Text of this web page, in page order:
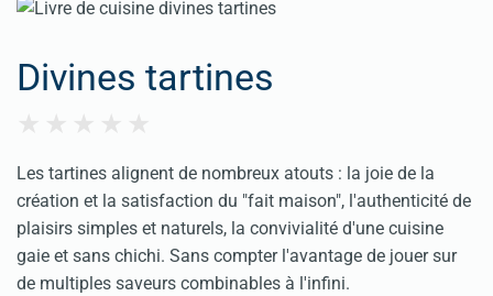
Divines tartines
Les tartines alignent de nombreux atouts : la joie de la
création et la satisfaction du "fait maison", l'authenticité de
plaisirs simples et naturels, la convivialité d'une cuisine
gaie et sans chichi. Sans compter l'avantage de jouer sur
de multiples saveurs combinables à l'infini.